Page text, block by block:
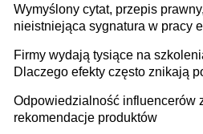
Wymyślony cytat, przepis prawny,
nieistniejąca sygnatura w pracy
firmie
Firmy wydają tysiące na
Dlaczego efekty często znikają
Odpowiedzialność influencerów
rekomendacje produktów